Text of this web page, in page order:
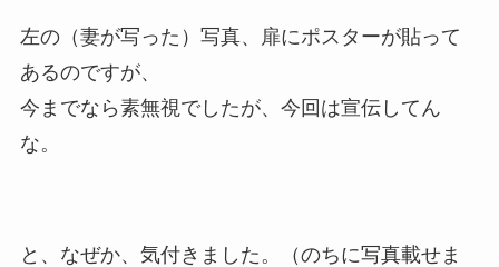
左の（妻が写った）写真、扉にポスターが貼って
あるのですが、
今までなら素無視でしたが、今回は宣伝してん
な。
と、なぜか、気付きました。（のちに写真載せま